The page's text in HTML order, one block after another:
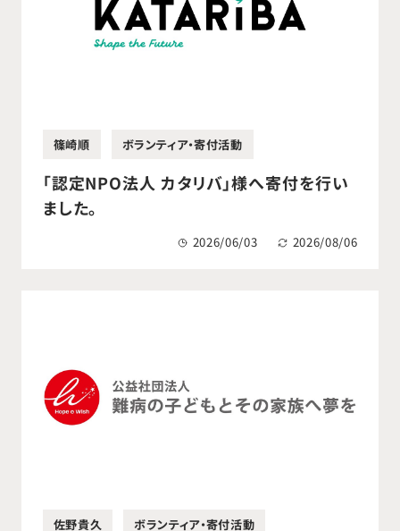
篠崎順 ボランティア・寄付活動
「認定NPO法人 カタリバ」様へ寄付を行い
ました。
2026/06/03 2026/08/06
佐野貴久 ボランティア・寄付活動